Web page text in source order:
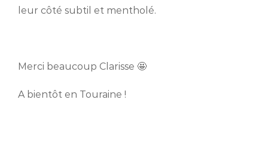
leur côté subtil et mentholé.
Merci beaucoup Clarisse 🤩
A bientôt en Touraine !